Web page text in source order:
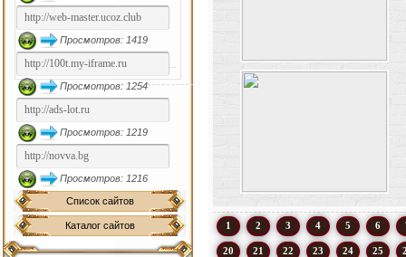
Просмотров: 1419
Просмотров: 1254
Просмотров: 1219
Просмотров: 1216
Список сайтов
Каталог сайтов 1 2 3 4 5 6
20 21 22 23 24 25